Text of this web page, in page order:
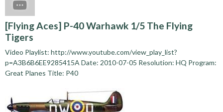
[Flying Aces] P-40 Warhawk 1/5 The Flying
Tigers
Video Playlist: http://www.youtube.com/view_play_list?
p=A3B6B6EE9285415A Date: 2010-07-05 Resolution: HQ Program:
Great Planes Title: P40